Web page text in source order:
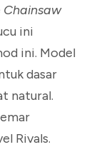
Chainsaw
ini
ini. Model
dasar
natural.
Rivals.